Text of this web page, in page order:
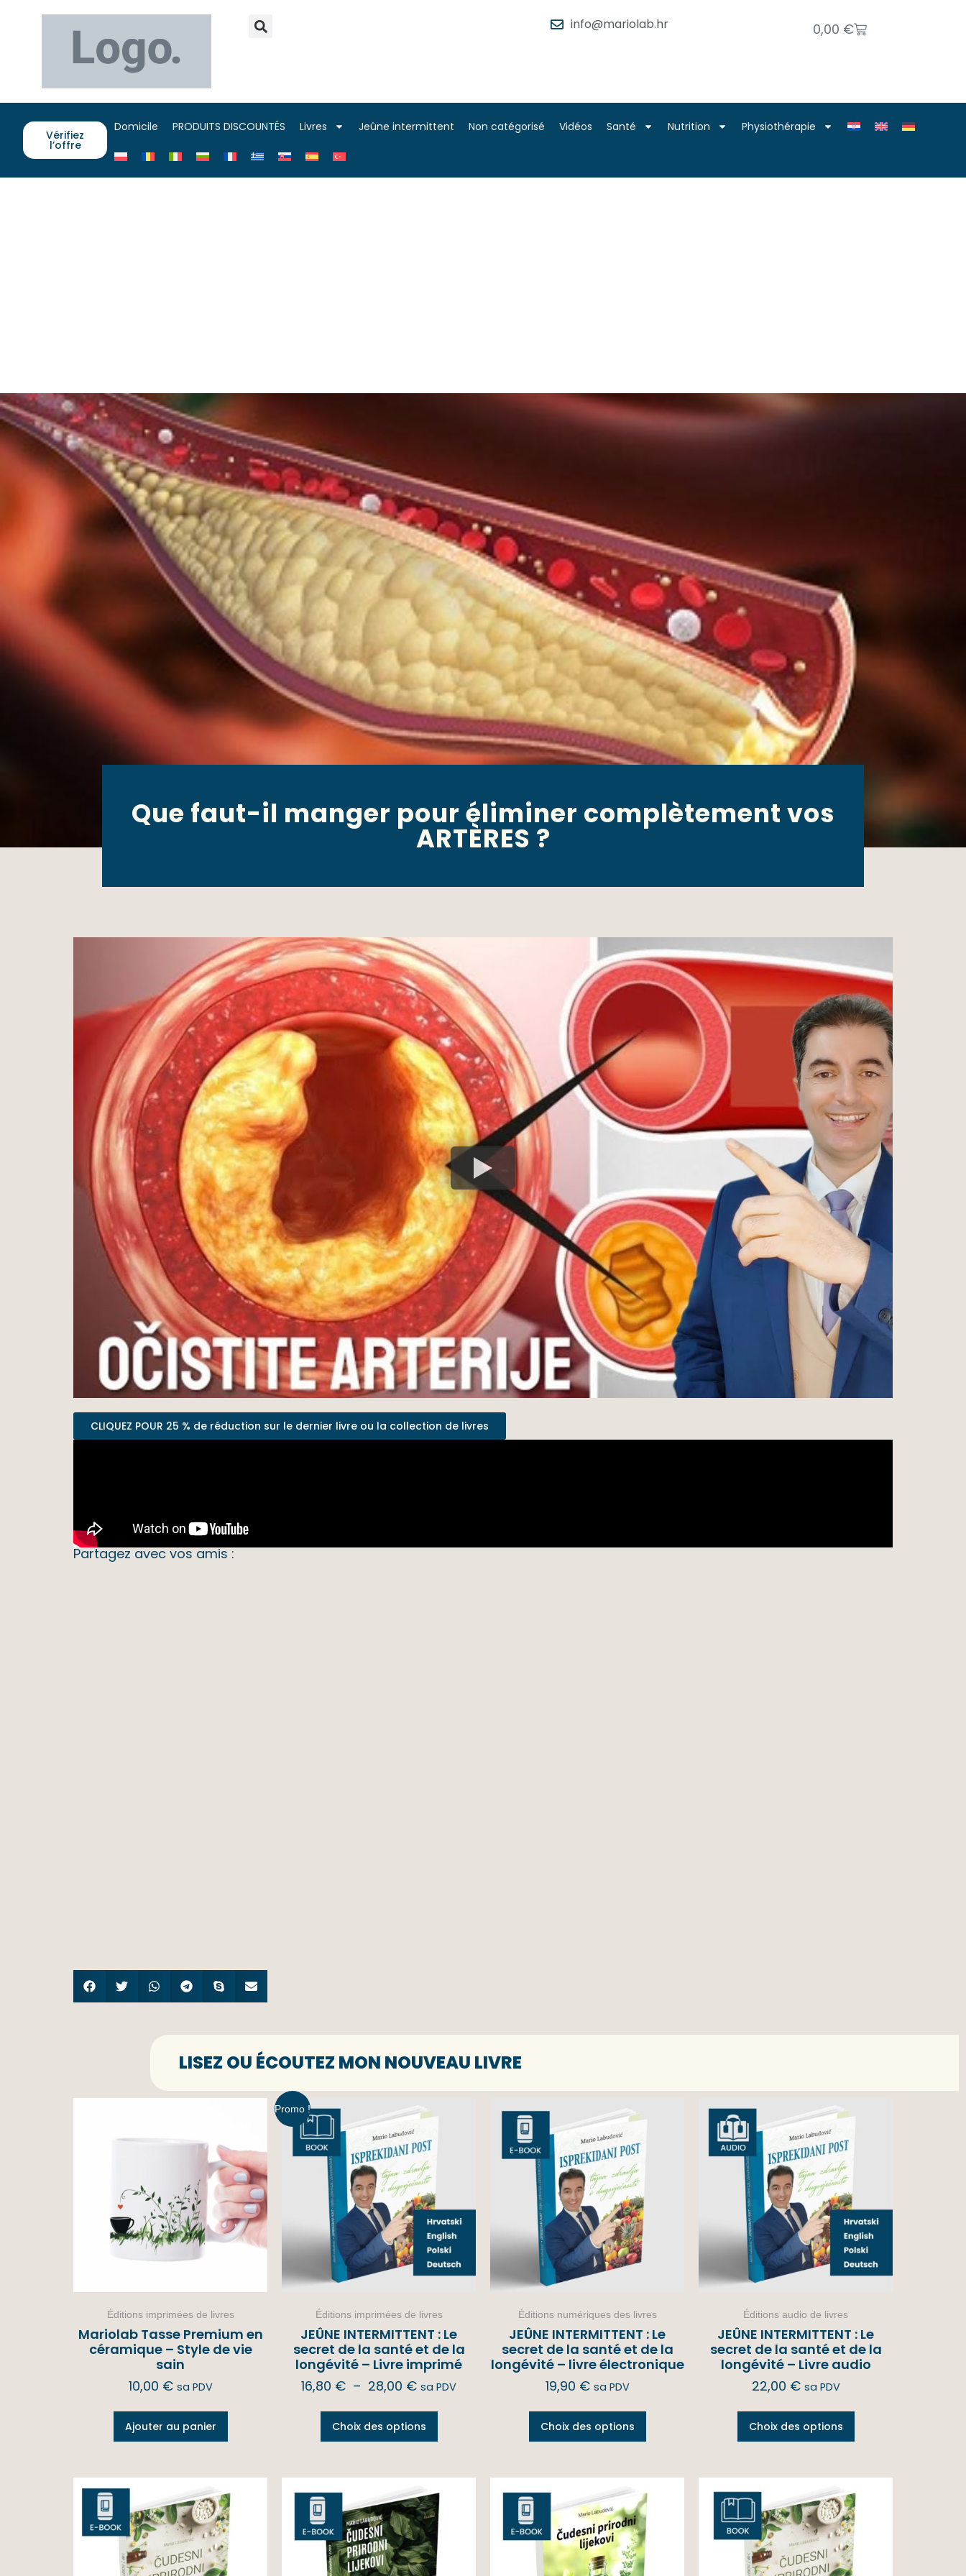
info@mariolab.hr 0,00 €
Vérifiez
l’offre
Domicile PRODUITS DISCOUNTÉS Livres Jeûne intermittent Non catégorisé Vidéos Santé Nutrition Physiothérapie
Que faut-il manger pour éliminer complètement vos
ARTÈRES ?
CLIQUEZ POUR 25 % de réduction sur le dernier livre ou la collection de livres
Partagez avec vos amis :
LISEZ OU ÉCOUTEZ MON NOUVEAU LIVRE
Éditions imprimées de livres
Mariolab Tasse Premium en
céramique – Style de vie
sain
10,00 € sa PDV
Ajouter au panier
Promo !
Éditions imprimées de livres
JEÛNE INTERMITTENT : Le
secret de la santé et de la
longévité – Livre imprimé
16,80 € – 28,00 € sa PDV
Choix des options
Éditions numériques des livres
JEÛNE INTERMITTENT : Le
secret de la santé et de la
longévité – livre électronique
19,90 € sa PDV
Choix des options
Éditions audio de livres
JEÛNE INTERMITTENT : Le
secret de la santé et de la
longévité – Livre audio
22,00 € sa PDV
Choix des options